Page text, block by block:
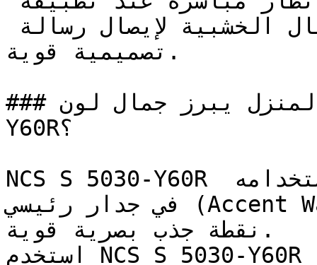
تصميمية قوية.
### في أي زوايا المنزل يبرز جمال لون NCS S 5030-
Y60R؟
NCS S 5030-Y60R يحقق أقصى فعالية له عند استخدامه
في جدار رئيسي (Accent Wall) للمساحات التي تتطلب
نقطة جذب بصرية قوية.
استخدم NCS S 5030-Y60R في الغرف المدمجة ذات الإضاءة